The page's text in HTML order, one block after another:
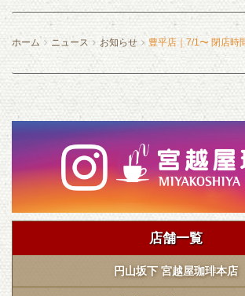
ホーム ニュース お知らせ 豊平店｜7/1〜 閉店時
店舗一覧
円山坂下 宮越屋珈琲本店